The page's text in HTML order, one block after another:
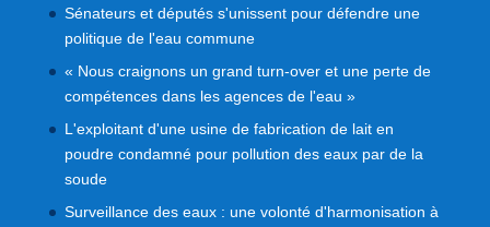
Sénateurs et députés s'unissent pour défendre une
politique de l'eau commune
« Nous craignons un grand turn-over et une perte de
compétences dans les agences de l'eau »
L'exploitant d'une usine de fabrication de lait en
poudre condamné pour pollution des eaux par de la
soude
Surveillance des eaux : une volonté d'harmonisation à